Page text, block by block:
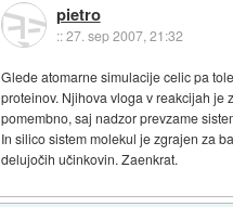
pietro
::27. sep 2007, 21:32
Glede atomarne simulacije celic pa
proteinov. Njihova vloga v reakcijah je
pomembno, saj nadzor prevzame
In silico sistem molekul je zgrajen za
delujočih učinkovin. Zaenkrat.